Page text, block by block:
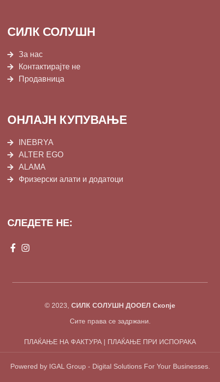
СИЛК СОЛУШН
За нас
Контактирајте не
Продавница
ОНЛАЈН КУПУВАЊЕ
INEBRYA
ALTER EGO
ALAMA
Фризерски алати и додатоци
СЛЕДЕТЕ НЕ:
© 2023, СИЛК СОЛУШН ДООЕЛ Скопје
Сите права се задржани.
ПЛАЌАЊЕ НА ФАКТУРА | ПЛАЌАЊЕ ПРИ ИСПОРАКА
Powered by IGAL Group - Digital Solutions For Your Businesses.